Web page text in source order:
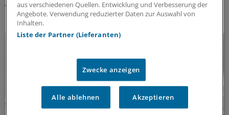
DAS KÖNNTE SIE AUCH INTERESSIEREN
aus verschiedenen Quellen. Entwicklung und Verbesserung der
Angebote. Verwendung reduzierter Daten zur Auswahl von
Inhalten.
Liste der Partner (Lieferanten)
Zwecke anzeigen
Alle ablehnen Akzeptieren